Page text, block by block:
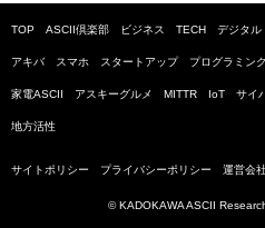
TOP ASCII倶楽部 ビジネス TECH デジタル
アキバ スマホ スタートアップ プログラミン
家電ASCII アスキーグルメ MITTR IoT サイ
地方活性
サイトポリシー プライバシーポリシー 運営会
© KADOKAWA ASCII